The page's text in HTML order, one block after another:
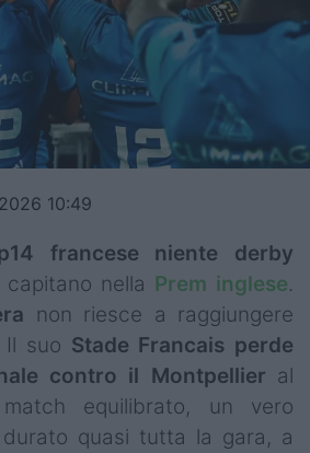
10:49
francese niente
derby
nella Prem inglese.
non riesce a raggiungere
Il suo Stade Francais perde
contro il Montpellier al
equilibrato, un vero
quasi tutta la gara, a